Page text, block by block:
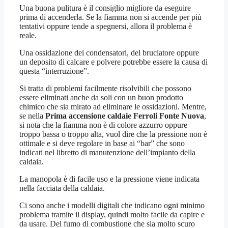
Una buona pulitura è il consiglio migliore da eseguire
prima di accenderla. Se la fiamma non si accende per più
tentativi oppure tende a spegnersi, allora il problema è
reale.
Una ossidazione dei condensatori, del bruciatore oppure
un deposito di calcare e polvere potrebbe essere la causa di
questa “interruzione”.
Si tratta di problemi facilmente risolvibili che possono
essere eliminati anche da soli con un buon prodotto
chimico che sia mirato ad eliminare le ossidazioni. Mentre,
se nella Prima accensione caldaie Ferroli Fonte Nuova,
si nota che la fiamma non è di colore azzurro oppure
troppo bassa o troppo alta, vuol dire che la pressione non è
ottimale e si deve regolare in base ai “bar” che sono
indicati nel libretto di manutenzione dell’impianto della
caldaia.
La manopola è di facile uso e la pressione viene indicata
nella facciata della caldaia.
Ci sono anche i modelli digitali che indicano ogni minimo
problema tramite il display, quindi molto facile da capire e
da usare. Del fumo di combustione che sia molto scuro